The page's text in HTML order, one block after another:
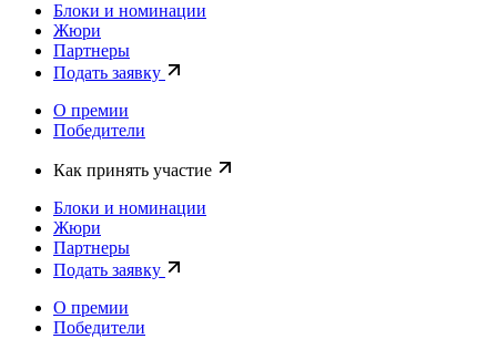
Блоки и номинации
Жюри
Партнеры
Подать заявку
О премии
Победители
Как принять участие
Блоки и номинации
Жюри
Партнеры
Подать заявку
О премии
Победители